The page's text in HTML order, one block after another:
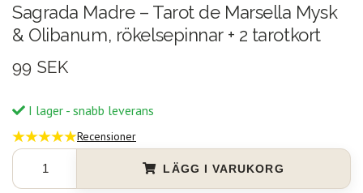
Sagrada Madre – Tarot de Marsella Mysk
& Olibanum, rökelsepinnar + 2 tarotkort
99 SEK
I lager - snabb leverans
Recensioner
LÄGG I VARUKORG